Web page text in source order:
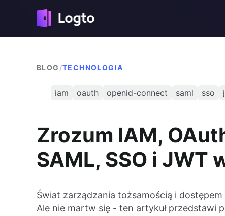
BLOG /TECHNOLOGIA
iam oauth openid-connect saml sso
Zrozum IAM,
SAML, SSO i JWT
Świat zarządzania tożsamością i
Ale nie martw się - ten artykuł przedstawi